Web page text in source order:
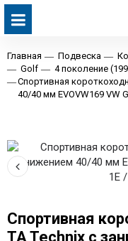
Главная Подвеска
Golf
4 поколение
Спортивная
40/40 мм EVOVW169 VW
Спортивная
TA Technix с